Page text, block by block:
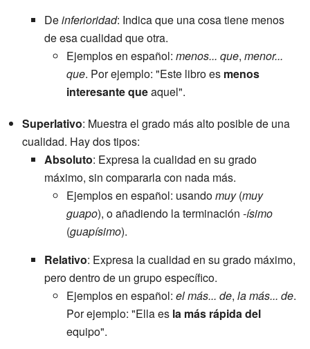
Deinferioridad: Indica que una cosa tiene menos
de esa cualidad que otra.
Ejemplos en español: menos... que, menor...
que. Por ejemplo: "Este libro es menos
interesante queaquel".
Superlativo: Muestra el grado más alto posible de una
cualidad. Hay dos tipos:
Absoluto: Expresa la cualidad en su grado
máximo, sin compararla con nada más.
Ejemplos en español: usandomuy(muy
guapo), o añadiendo la terminación -ísimo
(guapísimo).
Relativo: Expresa la cualidad en su grado máximo,
pero dentro de un grupo específico.
Ejemplos en español: el más... de, la más... de.
Por ejemplo: "Ella es la más rápida del
equipo".